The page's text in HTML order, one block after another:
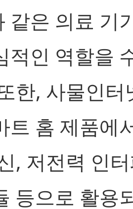
같은 의료 기
적인 역할을
한, 사물인터
트 홈 제품에
, 저전력 인
등으로 활용